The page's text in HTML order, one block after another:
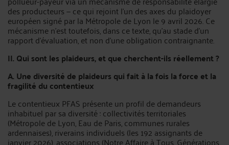
des producteurs — ce qui rejoint l'un des axes du plaidoyer
européen signé par la Métropole de Lyon le 9 avril 2026. Ce
mécanisme n'est toutefois, dans ce texte, qu'au stade d'un
rapport d'évaluation, et non d'une obligation contraignante.
II. Qui sont les plaideurs, et que cherchent-ils réellement ?
A. Une diversité de plaideurs qui fait à la fois la force et la
fragilité du contentieux
Le contentieux PFAS présente un profil de demandeurs
inhabituel par sa diversité : collectivités territoriales
(Métropole de Lyon, Eau de Paris, communes rurales
ardennaises), riverains individuels (les 192 assignants de
janvier 2026), associations (Notre Affaire à Tous, Générations